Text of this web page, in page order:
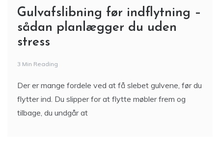
Gulvafslibning før indflytning –
sådan planlægger du uden
stress
3 Min Reading
Der er mange fordele ved at få slebet gulvene, før du
flytter ind. Du slipper for at flytte møbler frem og
tilbage, du undgår at